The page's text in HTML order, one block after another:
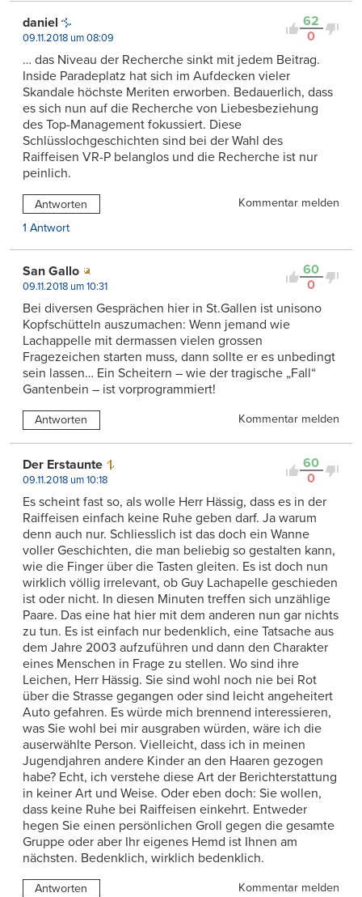
62
0
daniel
09.11.2018 um 08:09
… das Niveau der Recherche sinkt mit jedem Beitrag.
Inside Paradeplatz hat sich im Aufdecken vieler
Skandale höchste Meriten erworben. Bedauerlich, dass
es sich nun auf die Recherche von Liebesbeziehung
des Top-Management fokussiert. Diese
Schlüsslochgeschichten sind bei der Wahl des
Raiffeisen VR-P belanglos und die Recherche ist nur
peinlich.
Antworten
Kommentar melden
1 Antwort
60
0
San Gallo
09.11.2018 um 10:31
Bei diversen Gesprächen hier in St.Gallen ist unisono
Kopfschütteln auszumachen: Wenn jemand wie
Lachappelle mit dermassen vielen grossen
Fragezeichen starten muss, dann sollte er es unbedingt
sein lassen… Ein Scheitern – wie der tragische „Fall“
Gantenbein – ist vorprogrammiert!
Antworten Kommentar melden
60
0
Der Erstaunte
09.11.2018 um 10:18
Es scheint fast so, als wolle Herr Hässig, dass es in der
Raiffeisen einfach keine Ruhe geben darf. Ja warum
denn auch nur. Schliesslich ist das doch ein Wanne
voller Geschichten, die man beliebig so gestalten kann,
wie die Finger über die Tasten gleiten. Es ist doch nun
wirklich völlig irrelevant, ob Guy Lachapelle geschieden
ist oder nicht. In diesen Minuten treffen sich unzählige
Paare. Das eine hat hier mit dem anderen nun gar nichts
zu tun. Es ist einfach nur bedenklich, eine Tatsache aus
dem Jahre 2003 aufzuführen und dann den Charakter
eines Menschen in Frage zu stellen. Wo sind ihre
Leichen, Herr Hässig. Sie sind wohl noch nie bei Rot
über die Strasse gegangen oder sind leicht angeheitert
Auto gefahren. Es würde mich brennend interessieren,
was Sie wohl bei mir ausgraben würden, wäre ich die
auserwählte Person. Vielleicht, dass ich in meinen
Jugendjahren andere Kinder an den Haaren gezogen
habe? Echt, ich verstehe diese Art der Berichterstattung
in keiner Art und Weise. Oder eben doch: Sie wollen,
dass keine Ruhe bei Raiffeisen einkehrt. Entweder
hegen Sie einen persönlichen Groll gegen die gesamte
Gruppe oder aber Ihr eigenes Hemd ist Ihnen am
nächsten. Bedenklich, wirklich bedenklich.
Antworten
Kommentar melden